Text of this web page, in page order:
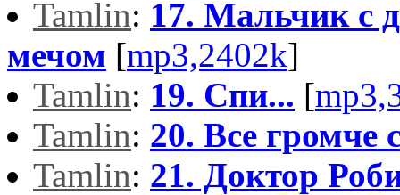
Tamlin: 17. Мальчик с
мечом [mp3,2402k]
Tamlin: 19. Спи... [
Tamlin: 20. Все громче
Tamlin: 21. Доктор